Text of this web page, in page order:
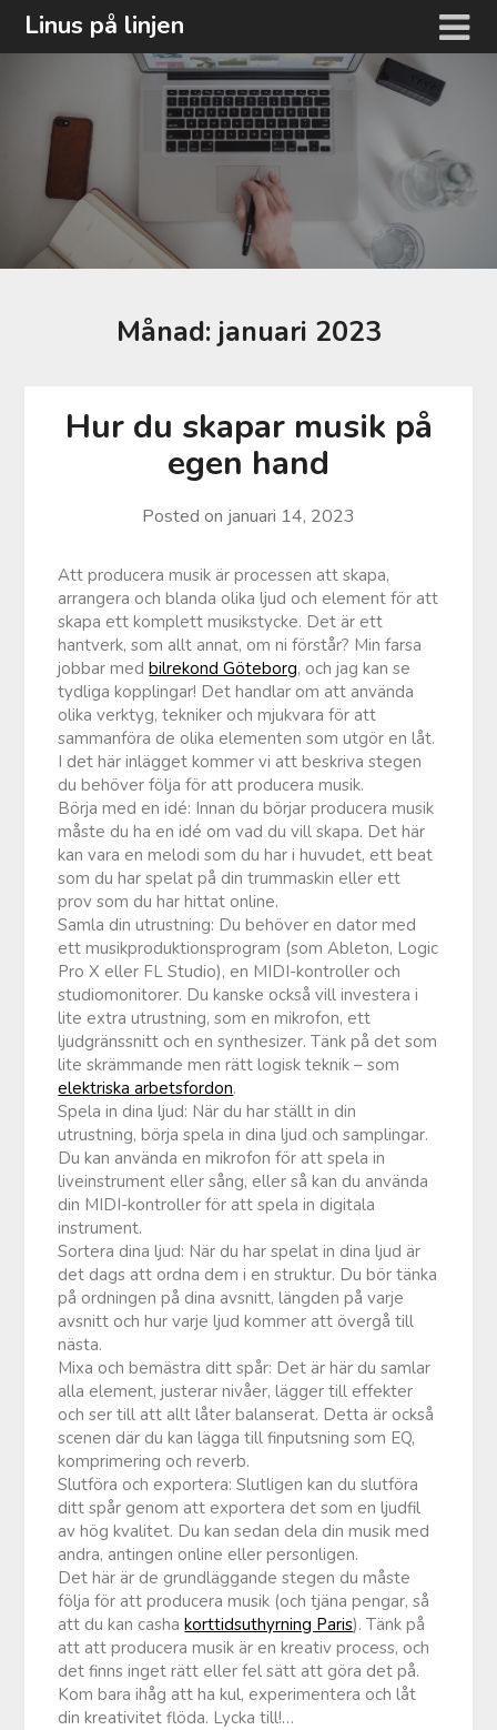
HoppaLinus på linjen
Månad: januari 2023
Hur du skapar musik på
egen hand
Posted on januari 14, 2023
Att producera musik är processen att skapa,
arrangera och blanda olika ljud och element för att
skapa ett komplett musikstycke. Det är ett
hantverk, som allt annat, om ni förstår? Min farsa
jobbar medbilrekond Göteborg, och jag kan se
tydliga kopplingar! Det handlar om att använda
olika verktyg, tekniker och mjukvara för att
sammanföra de olika elementen som utgör en låt.
I det här inlägget kommer vi att beskriva stegen
du behöver följa för att producera musik.
Börja med en idé: Innan du börjar producera musik
måste du ha en idé om vad du vill skapa. Det här
kan vara en melodi som du har i huvudet, ett beat
som du har spelat på din trummaskin eller ett
prov som du har hittat online.
Samla din utrustning: Du behöver en dator med
ett musikproduktionsprogram (som Ableton, Logic
Pro X eller FL Studio), en MIDI-kontroller och
studiomonitorer. Du kanske också vill investera i
lite extra utrustning, som en mikrofon, ett
ljudgränssnitt och en synthesizer. Tänk på det som
lite skrämmande men rätt logisk teknik – som
elektriska arbetsfordon.
Spela in dina ljud: När du har ställt in din
utrustning, börja spela in dina ljud och samplingar.
Du kan använda en mikrofon för att spela in
liveinstrument eller sång, eller så kan du använda
din MIDI-kontroller för att spela in digitala
instrument.
Sortera dina ljud: När du har spelat in dina ljud är
det dags att ordna dem i en struktur. Du bör tänka
på ordningen på dina avsnitt, längden på varje
avsnitt och hur varje ljud kommer att övergå till
nästa.
Mixa och bemästra ditt spår: Det är här du samlar
alla element, justerar nivåer, lägger till effekter
och ser till att allt låter balanserat. Detta är också
scenen där du kan lägga till finputsning som EQ,
komprimering och reverb.
Slutföra och exportera: Slutligen kan du slutföra
ditt spår genom att exportera det som en ljudfil
av hög kvalitet. Du kan sedan dela din musik med
andra, antingen online eller personligen.
Det här är de grundläggande stegen du måste
följa för att producera musik (och tjäna pengar, så
att du kan cashakorttidsuthyrning Paris). Tänk på
att att producera musik är en kreativ process, och
det finns inget rätt eller fel sätt att göra det på.
Kom bara ihåg att ha kul, experimentera och låt
din kreativitet flöda. Lycka till!…